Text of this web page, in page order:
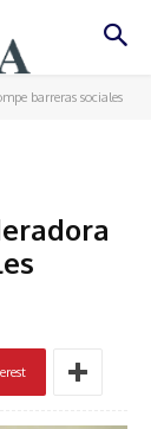
barreras sociales